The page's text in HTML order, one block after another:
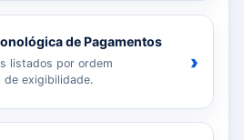
de Pagamentos
listados por ordem
de exigibilidade.
›